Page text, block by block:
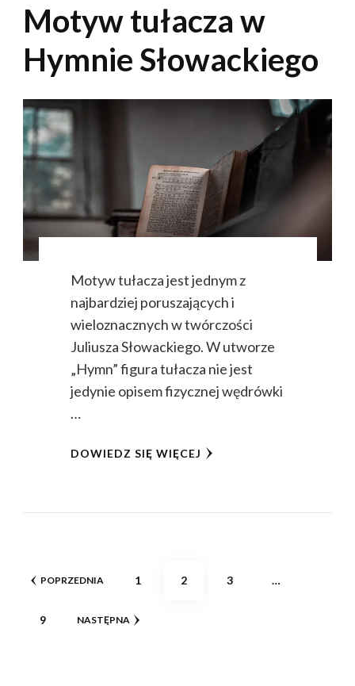
Motyw tułacza w
Hymnie Słowackiego
Motyw tułacza jest jednym z
najbardziej poruszających i
wieloznacznych w twórczości
Juliusza Słowackiego. W utworze
„Hymn” figura tułacza nie jest
jedynie opisem fizycznej wędrówki
…
DOWIEDZ SIĘ WIĘCEJ
Stronicowanie
POPRZEDNIA STRONA
1 STRONA
2 STRONA
3 …
STRONA
9 NASTĘPNA